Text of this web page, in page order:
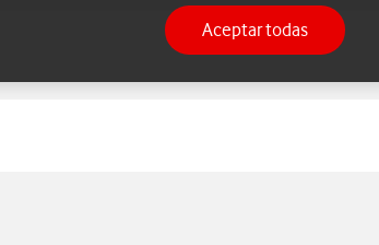
Aceptar todas